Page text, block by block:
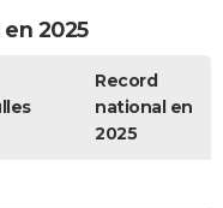
2025
Record
national en
2025